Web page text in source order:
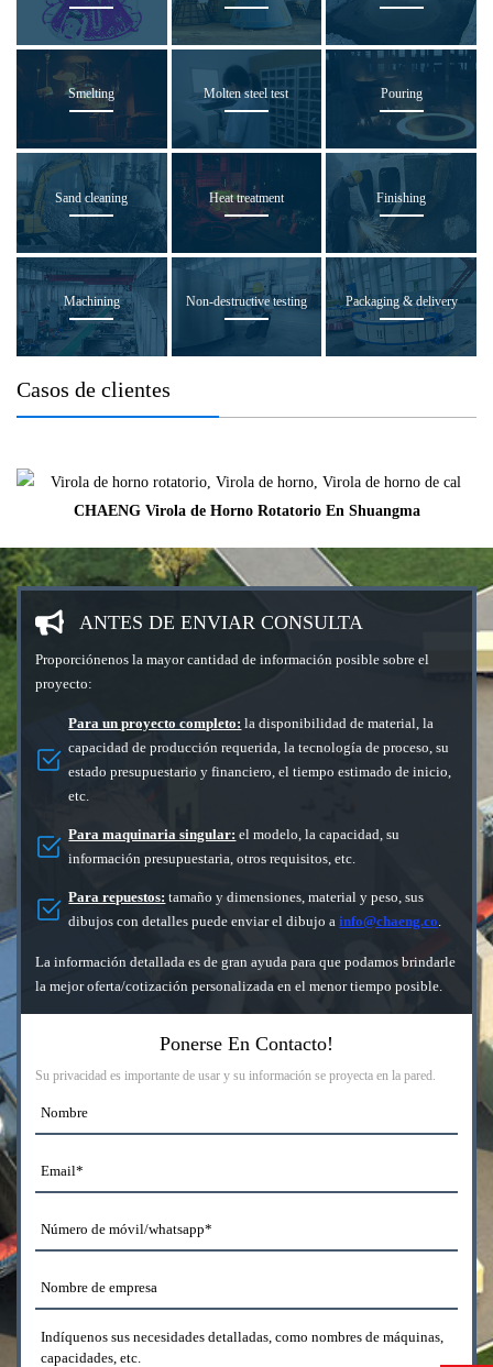
Smelting Molten steel test Pouring
Sand cleaning Heat treatment Finishing
Machining Non-destructive testing Packaging & delivery
Casos de clientes
CHAENG Virola de Horno Rotatorio En Shuangma
ANTES DE ENVIAR CONSULTA
Proporciónenos la mayor cantidad de información posible sobre el
proyecto:
Para un proyecto completo: la disponibilidad de material, la
capacidad de producción requerida, la tecnología de proceso, su
estado presupuestario y financiero, el tiempo estimado de inicio,
etc.
Para maquinaria singular: el modelo, la capacidad, su
información presupuestaria, otros requisitos, etc.
Para repuestos: tamaño y dimensiones, material y peso, sus
dibujos con detalles puede enviar el dibujo ainfo@chaeng.co.
La información detallada es de gran ayuda para que podamos brindarle
la mejor oferta/cotización personalizada en el menor tiempo posible.
Ponerse En Contacto!
Su privacidad es importante de usar y su información se proyecta en la pared.